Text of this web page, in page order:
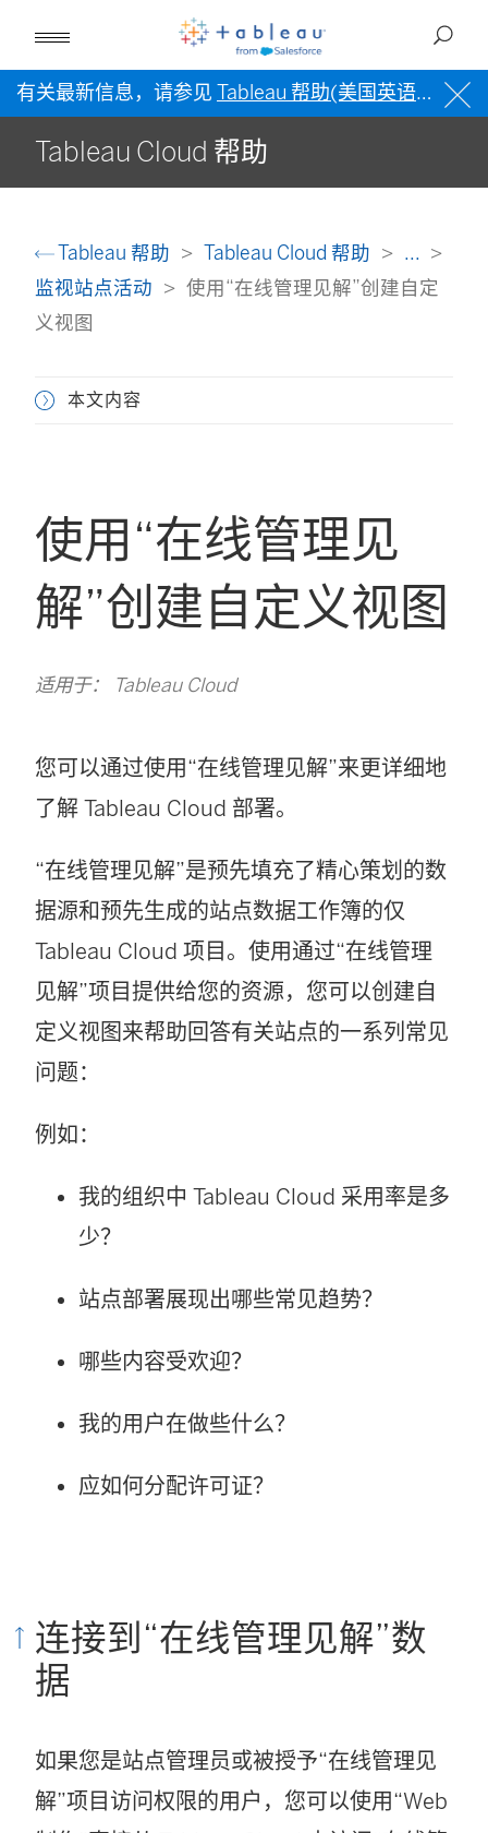
有关最新信息，请参见 Tableau 帮助(美国英语) 。
Tableau Cloud 帮助
Tableau 帮助 Tableau Cloud 帮助
...
监视站点活动
使用“在线管理见解”创建自定
义视图
本文内容
使用“在线管理见
解”创建自定义视图
适用于： Tableau Cloud
您可以通过使用“在线管理见解”来更详细地
了解 Tableau Cloud 部署。
“在线管理见解”是预先填充了精心策划的数
据源和预先生成的站点数据工作簿的仅
Tableau Cloud 项目。使用通过“在线管理
见解”项目提供给您的资源，您可以创建自
定义视图来帮助回答有关站点的一系列常见
问题：
例如：
我的组织中 Tableau Cloud 采用率是多
少？
站点部署展现出哪些常见趋势？
哪些内容受欢迎？
我的用户在做些什么？
应如何分配许可证？
连接到“在线管理见解”数
据
如果您是站点管理员或被授予“在线管理见
解”项目访问权限的用户，您可以使用“Web